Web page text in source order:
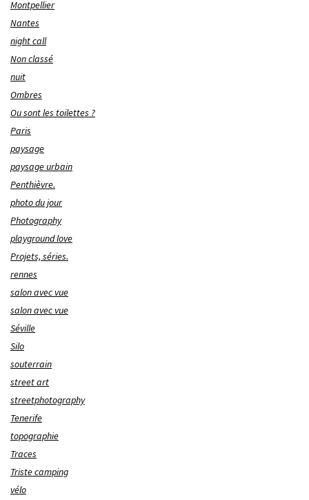
Montpellier
Nantes
night call
Non classé
nuit
Ombres
Ou sont les toilettes ?
Paris
paysage
paysage urbain
Penthièvre.
photo du jour
Photography
playground love
Projets, séries.
rennes
salon avec vue
salon avec vue
Séville
Silo
souterrain
street art
streetphotography
Tenerife
topographie
Traces
Triste camping
vélo